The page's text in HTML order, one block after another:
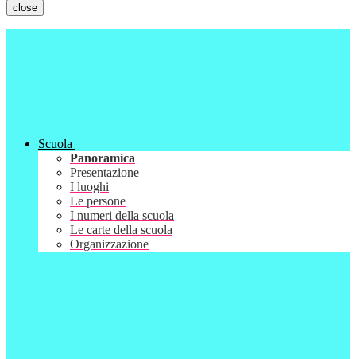
close
Scuola
Panoramica
Presentazione
I luoghi
Le persone
I numeri della scuola
Le carte della scuola
Organizzazione